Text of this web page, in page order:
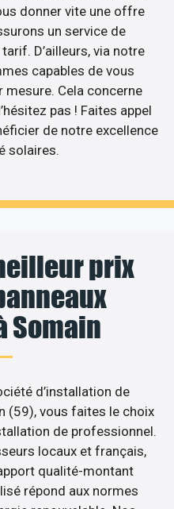
donner vite une offre
un service de
D’ailleurs, via notre
capables de vous
Cela concerne
pas ! Faites appel
de notre excellence
solaires.
prix
Somain
d’installation de
(59), vous faites le choix
de professionnel.
locaux et français,
qualité-montant
répond aux normes